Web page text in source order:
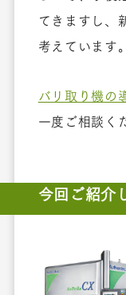
てきますし、
考えています。
バリ取り機の
一度ご相談く
今回ご紹介